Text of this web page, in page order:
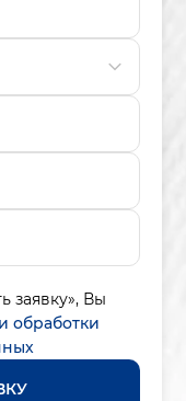
заявку», Вы
обработки